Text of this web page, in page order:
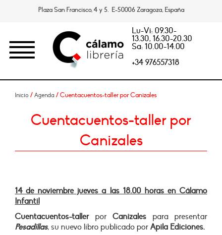
Plaza San Francisco, 4 y 5. E-50006 Zaragoza, España
Lu-Vi: 09.30-
13.30, 16.30-20.30
Sa: 10.00-14.00
+34 976557318
Inicio / Agenda / Cuentacuentos-taller por Canizales
Cuentacuentos-taller por
Canizales
14 de noviembre jueves a las 18.00 horas en Cálamo
Infantil
Cuentacuentos-tallerpor Canizales para presentar
Pesadillas, su nuevo libro publicado por Apila Ediciones.